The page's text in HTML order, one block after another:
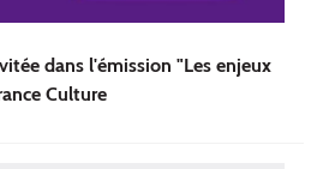
dans l'émission "Les enjeux
Culture